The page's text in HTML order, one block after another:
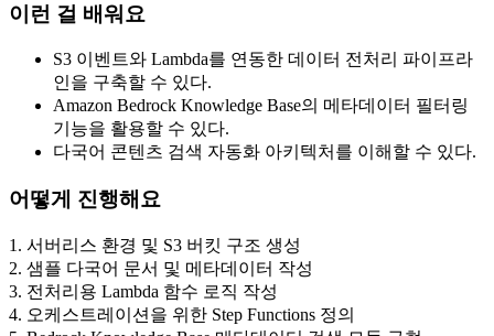
이런 걸 배워요
S3 이벤트와 Lambda를 연동한 데이터 전처리 파이프라
인을 구축할 수 있다.
Amazon Bedrock Knowledge Base의 메타데이터 필터링
기능을 활용할 수 있다.
다국어 콘텐츠 검색 자동화 아키텍처를 이해할 수 있다.
어떻게 진행해요
1 . 서버리스 환경 및 S3 버킷 구조 생성
2. 샘플 다국어 문서 및 메타데이터 작성
3. 전처리용 Lambda 함수 로직 작성
4. 오케스트레이션을 위한 Step Functions 정의